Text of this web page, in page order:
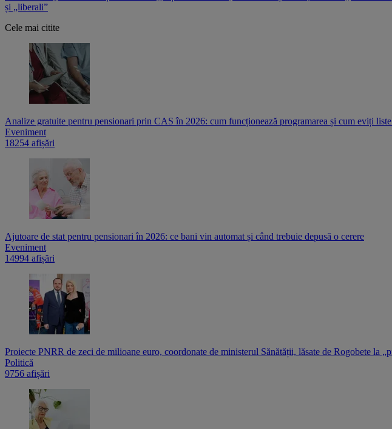
și „liberali”
Cele mai citite
Analize gratuite pentru pensionari prin CAS în 2026: cum funcționează programarea și cum eviți
Eveniment
18254 afișări
Ajutoare de stat pentru pensionari în 2026: ce bani vin automat și când trebuie depusă o cerere
Eveniment
14994 afișări
Proiecte PNRR de zeci de milioane euro, coordonate de ministerul Sănătății, lăsate de Rogobete la
Politică
9756 afișări